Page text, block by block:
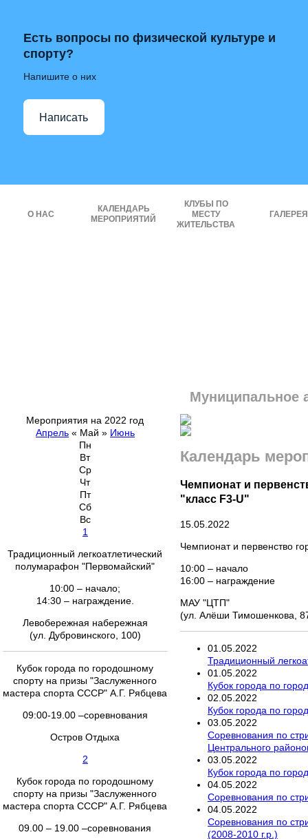
Есть вопросы по физической культуре и
спорту?
Напишите о них
Написать
О НАС
КАЛЕНДАРЬ
МЕРОПРИЯТИЙ
КЛУБЫ ПО
МЕСТУ
ЖИТЕЛЬСТВА
ГАЛЕРЕЯ
Муниципальное
Мероприятия на 2022 год
Апрель « Май » Июнь
Пн
Вт
Ср
Чт
Пт
Сб
Вс
1
Традиционный легкоатлетический
полумарафон "Первомайский"
10:00 – начало;
14:30 – награждение.
Левобережная набережная
(ул. Дубровинского, 100)
Кубок города по городошному
спорту на призы "Заслуженного
мастера спорта СССР" А.Г. Рябцева
09:00-19.00 –соревнования
Остров Отдыха
2
Кубок города по городошному
спорту на призы "Заслуженного
мастера спорта СССР" А.Г. Рябцева
09.00 – 19.00 –соревнования
Календарь
Чемпионат и
"класс F3-U"
15.05.2022
Чемпионат и первенство
10:00 – начало
16:00 – награждение
МАУ "ЦТП"
(ул. Алёши Тимошенкова,
01 05 2022
Традиционный
01 05 2022
Кубок города по
02 05 2022
Кубок города по
03 05 2022
Соревнования по
Центрального
03 05 2022
Кубок города по
04 05 2022
Соревнования по
04 05 2022
Соревнования по
(2008-2010 г.р.)